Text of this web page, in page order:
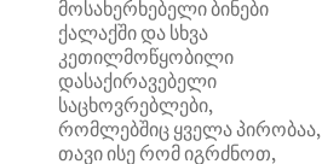
მოსახერხებელი ბინები
ქალაქში და სხვა
კეთილმოწყობილი
დასაქირავებელი
საცხოვრებლები,
რომლებშიც ყველა პირობაა,
თავი ისე რომ იგრძნოთ,